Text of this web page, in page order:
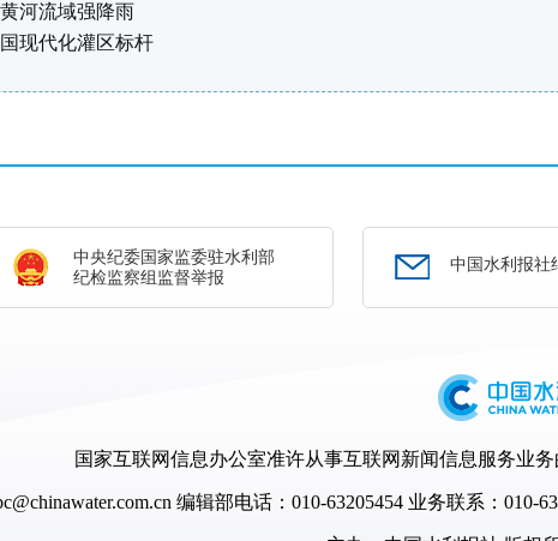
河流域强降雨
现代化灌区标杆
中央纪委国家监委驻水利部
纪检监察组监督举报
中国水利报社
国家互联网信息办公室准许从事互联网新闻信息服务业
编辑部电话：010-63205454 业务联系：010-